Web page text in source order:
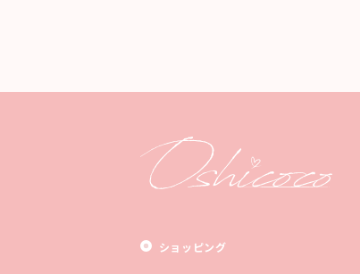
ショッピング